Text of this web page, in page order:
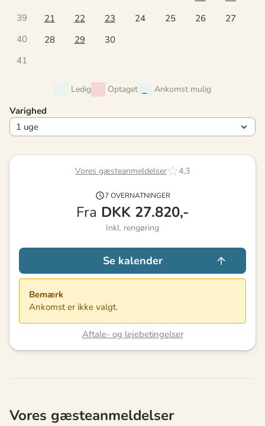
39
21 22 23 24 25 26
27
40
28 29
30
41
Ledig Optaget Ankomst mulig
Varighed
Vores gæsteanmeldelser 4,3
7 OVERNATNINGER
Fra DKK 27.820,-
Inkl. rengøring
Se kalender
Bemærk
Ankomst er ikke valgt.
Aftale- og lejebetingelser
Vores gæsteanmeldelser